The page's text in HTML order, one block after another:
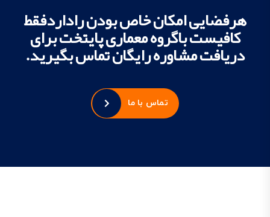
هرفضایی امکان خاص بودن راداردفقط
کافیست باگروه معماری پایتخت برای
دریافت مشاوره رایگان تماس بگیرید.
تماس با ما